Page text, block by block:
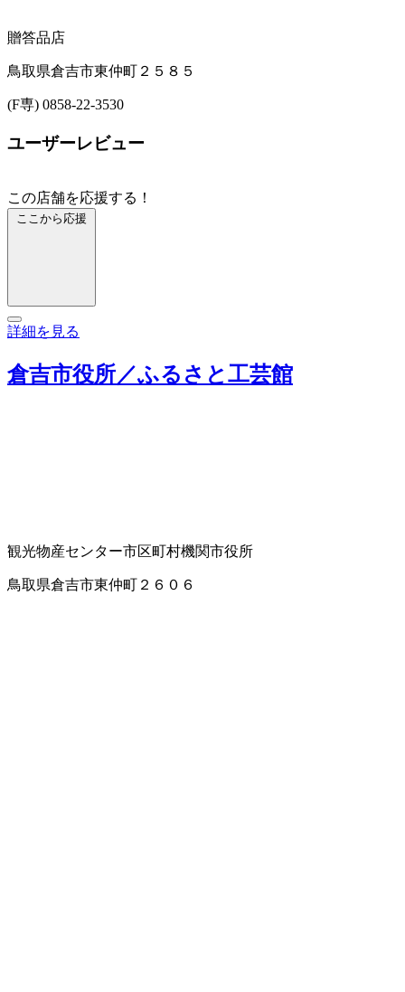
贈答品店
鳥取県倉吉市東仲町２５８５
(F専) 0858-22-3530
ユーザーレビュー
この店舗を応援する！
ここから応援
詳細を見る
倉吉市役所／ふるさと工芸館
観光物産センター市区町村機関市役所
鳥取県倉吉市東仲町２６０６